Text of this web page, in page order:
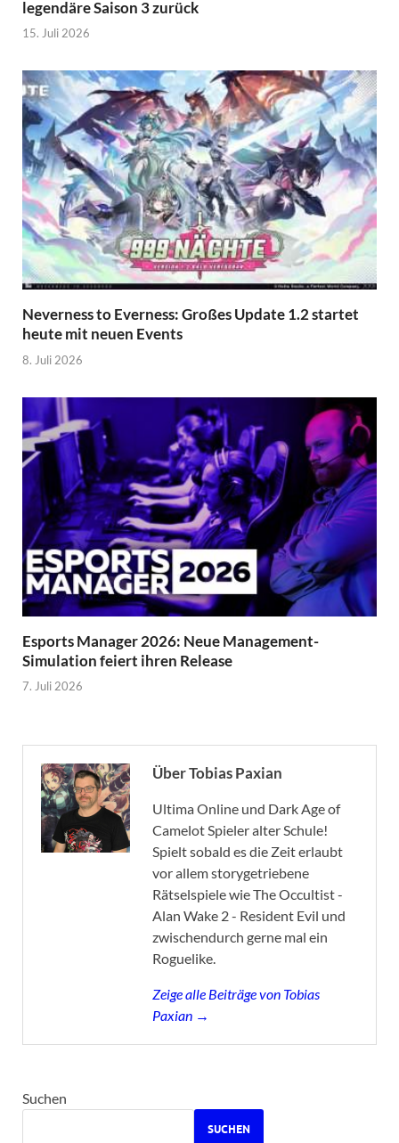
legendäre Saison 3 zurück
15. Juli 2026
Neverness to Everness: Großes Update 1.2 startet
heute mit neuen Events
8. Juli 2026
Esports Manager 2026: Neue Management-
Simulation feiert ihren Release
7. Juli 2026
Über Tobias Paxian
Ultima Online und Dark Age of
Camelot Spieler alter Schule!
Spielt sobald es die Zeit erlaubt
vor allem storygetriebene
Rätselspiele wie The Occultist -
Alan Wake 2 - Resident Evil und
zwischendurch gerne mal ein
Roguelike.
Zeige alle Beiträge von Tobias
Paxian →
Suchen
SUCHEN